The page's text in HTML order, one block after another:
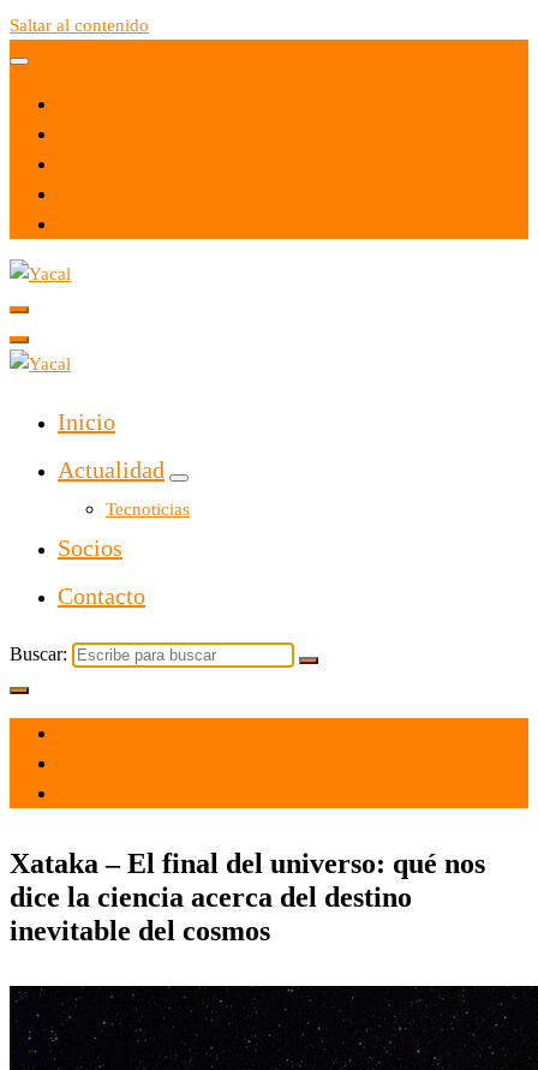
Saltar al contenido
Yacal micro hosting
Inicio
Actualidad
Tecnoticias
Socios
Contacto
Buscar:
Xataka – El final del universo: qué nos
dice la ciencia acerca del destino
inevitable del cosmos